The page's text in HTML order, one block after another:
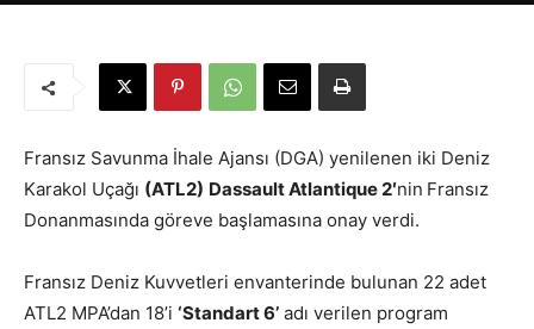
Fransız Savunma İhale Ajansı (DGA) yenilenen iki Deniz
Karakol Uçağı (ATL2) Dassault Atlantique 2′nin Fransız
Donanmasında göreve başlamasına onay verdi.
Fransız Deniz Kuvvetleri envanterinde bulunan 22 adet
ATL2 MPA’dan 18’i ‘Standart 6’ adı verilen program